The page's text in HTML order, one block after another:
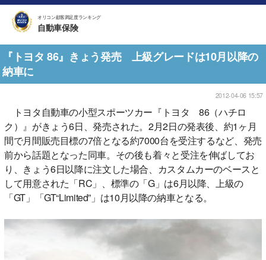
オリコン顧客満足度ランキング
自動車保険
『トヨタ 86』きょう発売 上級グレードは10月以降の
納車に
2012-04-06 15:57
トヨタ自動車の小型スポーツカー『トヨタ 86（ハチロ
ク）』がきょう6日、発売された。2月2日の発表後、約1ヶ月
間で月間販売目標の7倍となる約7000台を受注するなど、発売
前から話題となった同車。その後も着々と受注を伸ばしてお
り、きょう6日以降に注文した場合、カスタムカーのベースと
して用意された「RC」、標準の「G」は6月以降、上級の
「GT」「GT“Limited”」は10月以降の納車となる。